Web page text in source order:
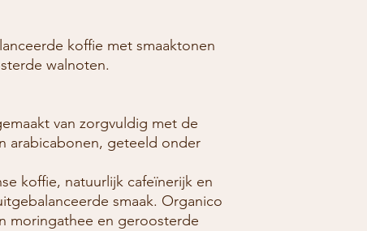
koffie met smaaktonen
walnoten.
van zorgvuldig met de
arabicabonen, geteeld onder
koffie, natuurlijk cafeïnerijk en
smaak. Organico
moringathee en geroosterde